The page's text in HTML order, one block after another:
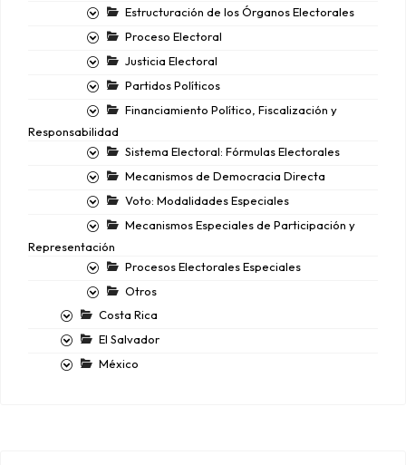
Estructuración de los Órganos Electorales
Proceso Electoral
Justicia Electoral
Partidos Políticos
Financiamiento Político, Fiscalización y
Responsabilidad
Sistema Electoral: Fórmulas Electorales
Mecanismos de Democracia Directa
Voto: Modalidades Especiales
Mecanismos Especiales de Participación y
Representación
Procesos Electorales Especiales
Otros
Costa Rica
El Salvador
México